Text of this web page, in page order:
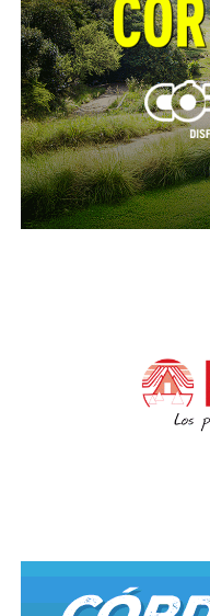
que operen a través
Nuevos clientes:
clientes Bancor
de la sucursal que
negocios.Estos son
Procesar a
con tarjetas
Cordobesa